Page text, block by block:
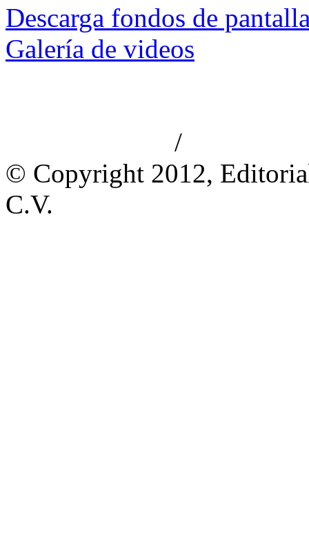
Descarga fondos de
Galería de videos
/
© Copyright 2012,
C.V.